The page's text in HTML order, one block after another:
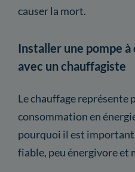
causer la mort.
Installer une pompe
avec un chauffagiste
Le chauffage représente
consommation en
pourquoi il est
fiable, peu énergivore et